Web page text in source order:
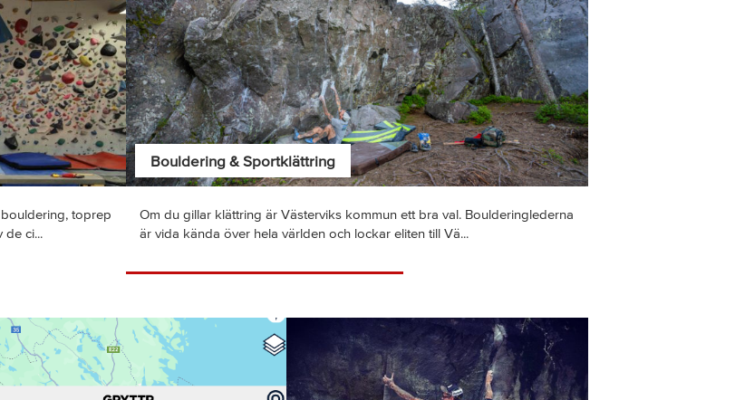
toprep
de ci...
Bouldering & Sportklättring
Om du gillar klättring är Västerviks kommun ett bra val. Boulderinglederna
är vida kända över hela världen och lockar eliten till Vä...